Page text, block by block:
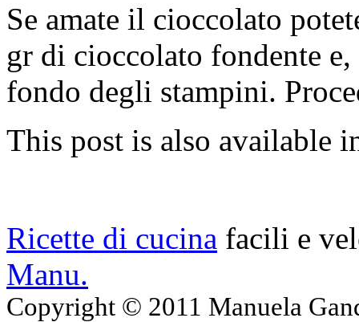
Se amate il cioccolato
gr di cioccolato fondente
fondo degli stampini.
This post is also available
Ricette di cucina facili e
Manu.
Copyright © 2011 Manuela